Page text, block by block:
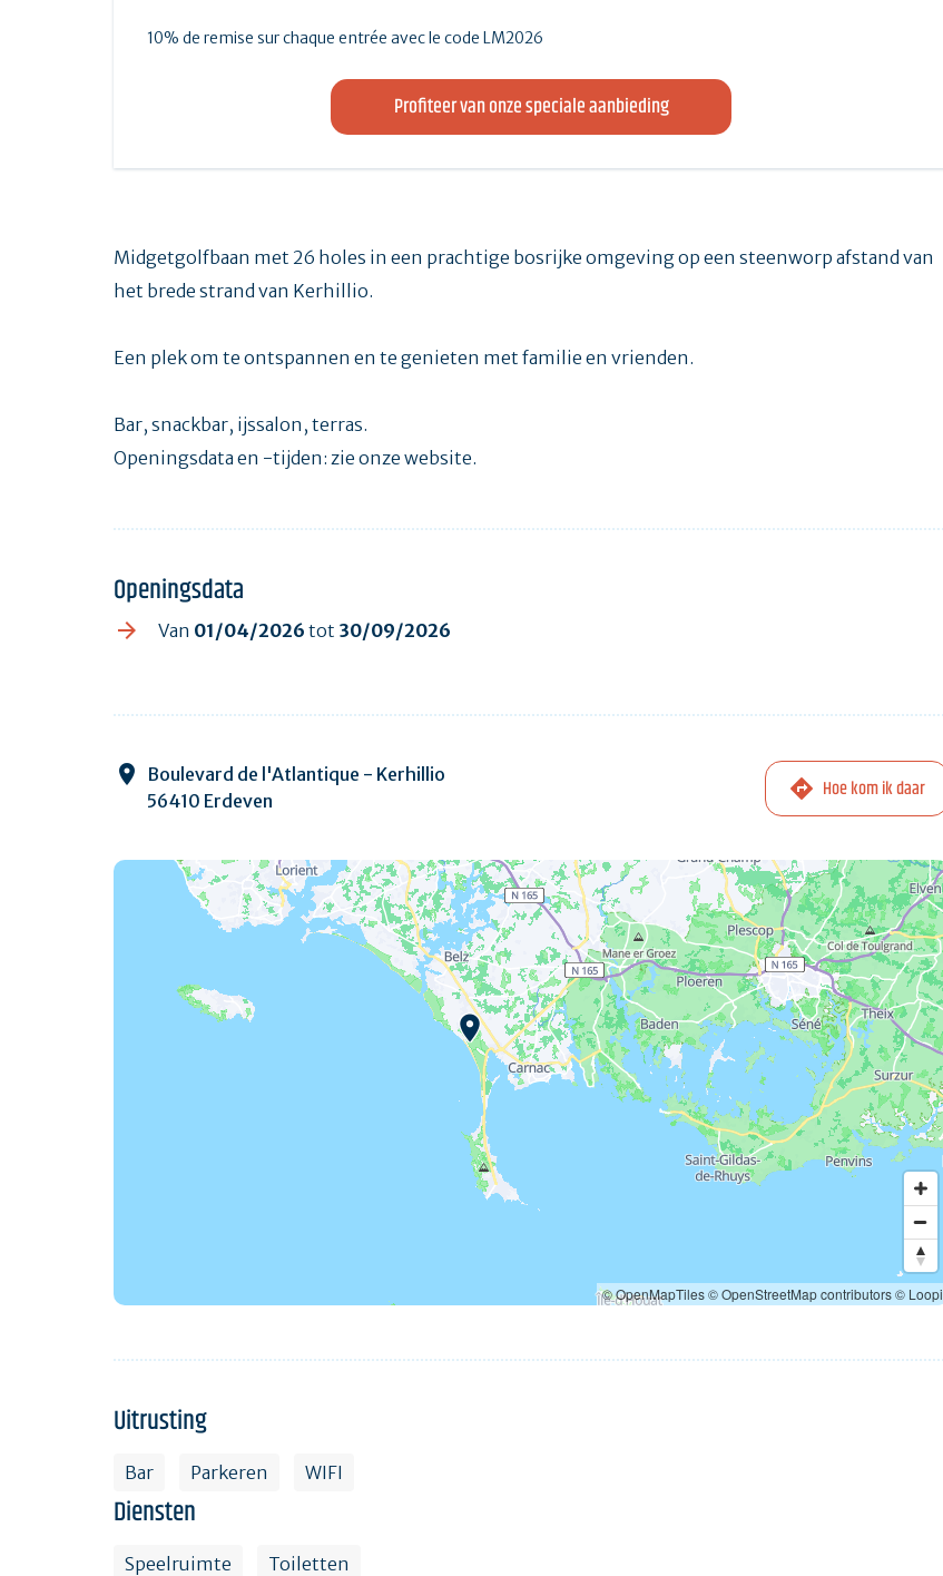
10% de remise sur chaque entrée avec le code LM2026
Profiteer van onze speciale aanbieding
Midgetgolfbaan met 26 holes in een prachtige bosrijke omgeving op een steenworp afstand van
het brede strand van Kerhillio.
Een plek om te ontspannen en te genieten met familie en vrienden.
Bar, snackbar, ijssalon, terras.
Openingsdata en -tijden: zie onze website.
Openingsdata
Van 01/04/2026 tot 30/09/2026
Boulevard de l'Atlantique - Kerhillio
56410 Erdeven
Hoe kom ik daar
© OpenMapTiles© OpenStreetMap contributors© Loopi
Uitrusting
Bar Parkeren WIFI
Diensten
Speelruimte Toiletten